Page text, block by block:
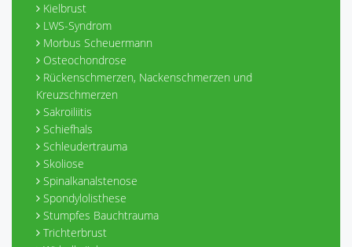
Kielbrust
LWS-Syndrom
Morbus Scheuermann
Osteochondrose
Rückenschmerzen, Nackenschmerzen und
Kreuzschmerzen
Sakroiliitis
Schiefhals
Schleudertrauma
Skoliose
Spinalkanalstenose
Spondylolisthese
Stumpfes Bauchtrauma
Trichterbrust